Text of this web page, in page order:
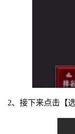
2、接下来点击【